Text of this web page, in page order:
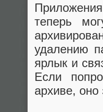
теперь
удалению
ярлык и
Если
архиве, оно